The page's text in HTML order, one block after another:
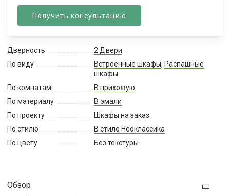
Получить консультацию
Дверность
2 Двери
По виду
Встроенные шкафы, Распашные
шкафы
По комнатам
В прихожую
По материалу
В эмали
По проекту
Шкафы на заказ
По стилю
В стиле Неоклассика
По цвету
Без текстуры
Обзор